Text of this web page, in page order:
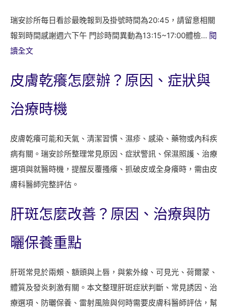
瑞安診所每日看診最晚報到及掛號時間為20:45，請留意相關
報到時間感謝週六下午 門診時間異動為13:15~17:00體檢… 閱
讀全文:
安
所
月
門
診
與
號
間
皮膚乾癢怎麼辦？原因、症狀與
治療時機
皮膚乾癢可能和天氣、清潔習慣、濕疹、感染、藥物或內科疾
病有關。瑞安診所整理常見原因、症狀警訊、保濕照護、治療
選項與就醫時機，提醒反覆搔癢、抓破皮或全身癢時，需由皮
膚科醫師完整評估。
肝斑怎麼改善？原因、治療與防
曬保養重點
肝斑常見於兩頰、額頭與上唇，與紫外線、可見光、荷爾蒙、
體質及發炎刺激有關。本文整理肝斑症狀判斷、常見誘因、治
療選項、防曬保養、雷射風險與何時需要皮膚科醫師評估，幫